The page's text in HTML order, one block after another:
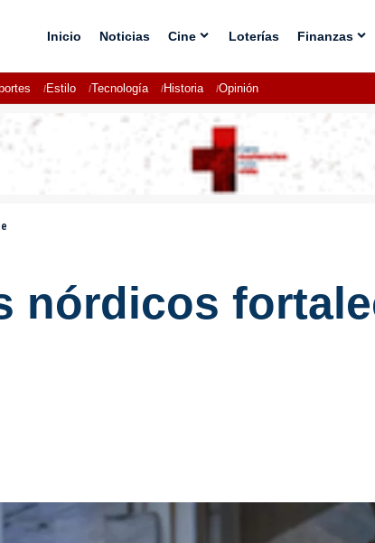
Inicio Noticias Cine Loterías Finanzas
Estilo Tecnología Historia Opinión
nórdicos